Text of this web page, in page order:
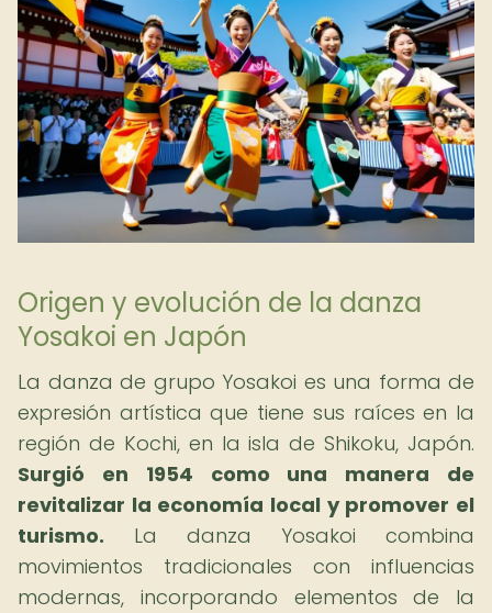
Origen y evolución de la danza
Yosakoi en Japón
La danza de grupo Yosakoi es una forma de
expresión artística que tiene sus raíces en la
región de Kochi, en la isla de Shikoku, Japón.
Surgió en 1954 como una manera de
revitalizar la economía local y promover el
turismo. La danza Yosakoi combina
movimientos tradicionales con influencias
modernas, incorporando elementos de la